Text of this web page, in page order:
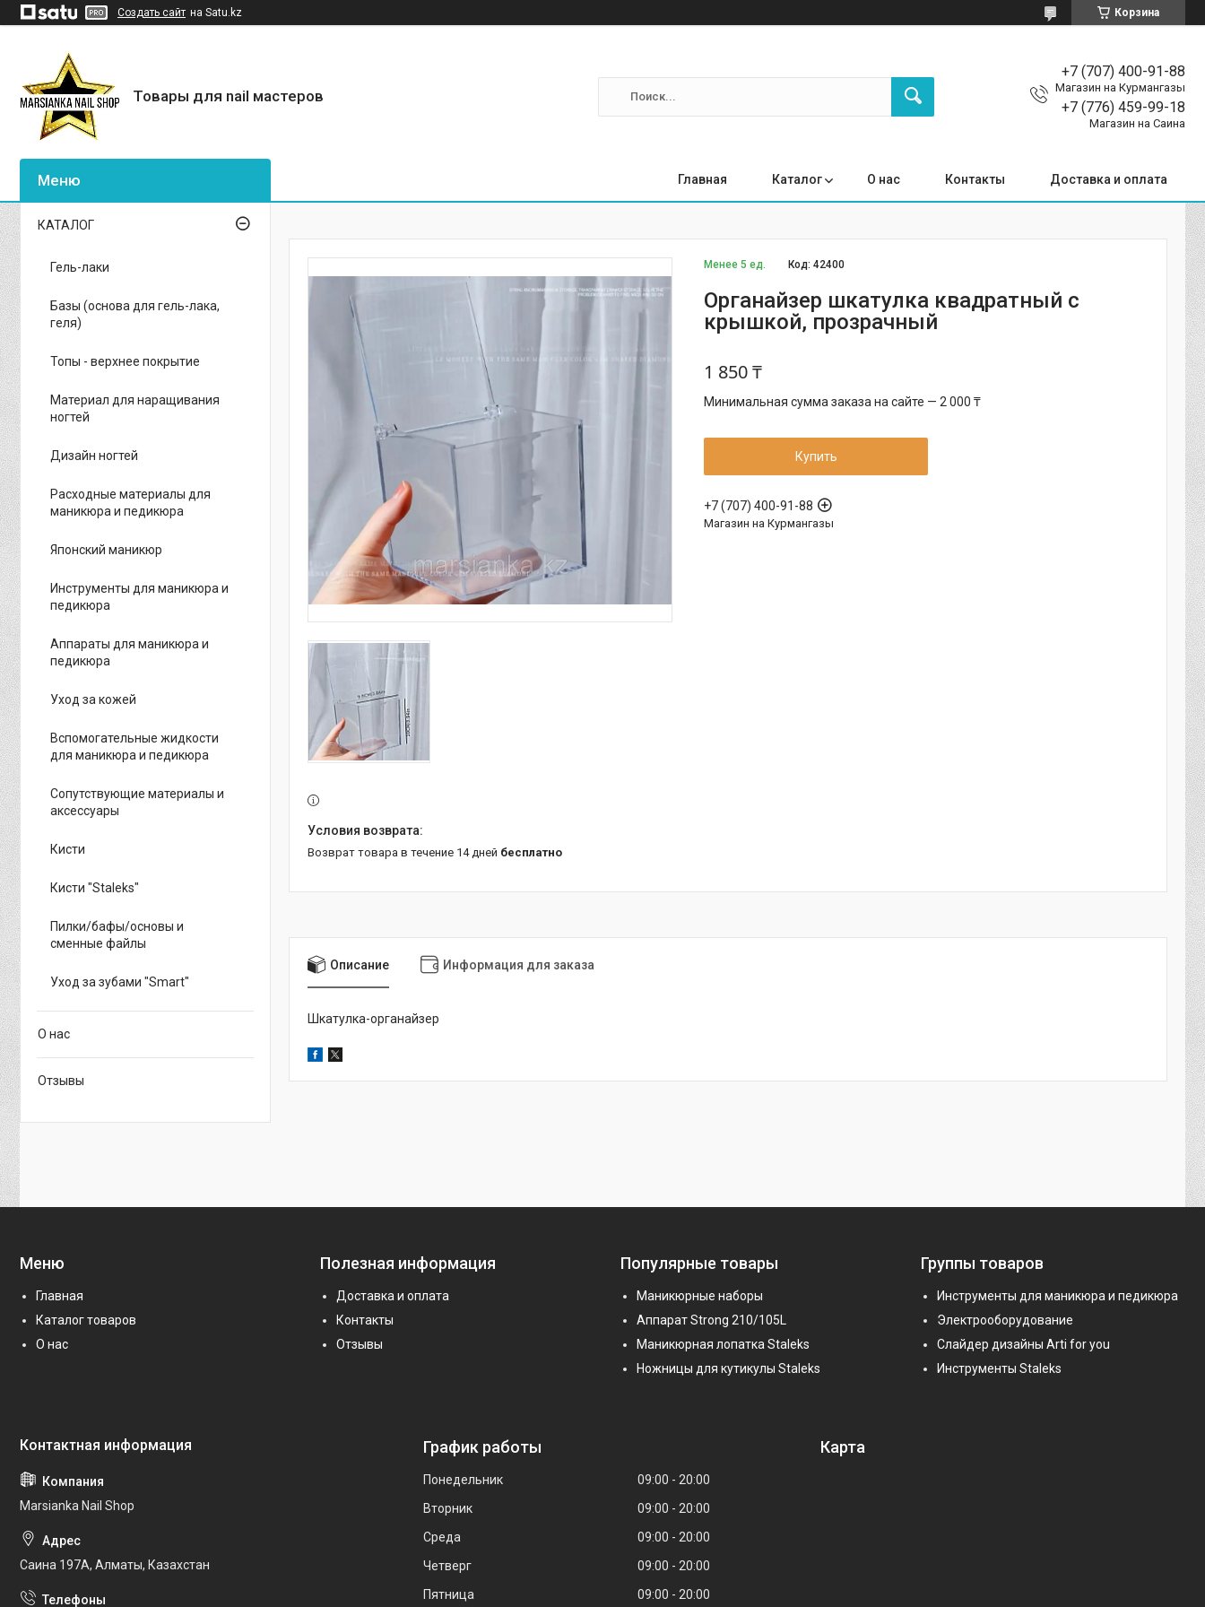
Создать сайт на Satu.kz Корзина
Товары для nail мастеров
+7 (707) 400-91-88
Магазин на Курмангазы
+7 (776) 459-99-18
Магазин на Саина
Главная Каталог О нас Контакты Доставка и оплата
Менее 5 ед. Код:42400
Органайзер шкатулка квадратный с
крышкой, прозрачный
1 850 ₸
Минимальная сумма заказа на сайте — 2 000 ₸
Купить
+7 (707) 400-91-88
Магазин на Курмангазы
возврат товара в течение 14 дней бесплатно
Описание Информация для заказа
Шкатулка-органайзер
КАТАЛОГ
Гель-лаки
Базы (основа для гель-лака,
геля)
Топы - верхнее покрытие
Материал для наращивания
ногтей
Дизайн ногтей
Расходные материалы для
маникюра и педикюра
Японский маникюр
Инструменты для маникюра и
педикюра
Аппараты для маникюра и
педикюра
Уход за кожей
Вспомогательные жидкости
для маникюра и педикюра
Сопутствующие материалы и
аксессуары
Кисти
Кисти "Staleks"
Пилки/бафы/основы и
сменные файлы
Уход за зубами "Smart"
О нас
Отзывы
Меню
Главная
Каталог товаров
О нас
Полезная информация
Доставка и оплата
Контакты
Отзывы
Популярные товары
Маникюрные наборы
Аппарат Strong 210/105L
Маникюрная лопатка Staleks
Ножницы для кутикулы Staleks
Группы товаров
Инструменты для маникюра и педикюра
Электрооборудование
Слайдер дизайны Arti for you
Инструменты Staleks
Marsianka Nail Shop
Саина 197А, Алматы, Казахстан
График работы
Понедельник 09:00
20:00
Вторник
09:00
20:00
Среда
09:00
20:00
Четверг
09:00
20:00
Пятница
09:00 20:00
Карта